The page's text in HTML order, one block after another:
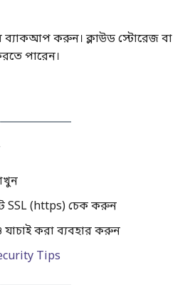
ব্যাকআপ করুন। ক্লাউড স্টোরেজ বা
পারেন।
SSL (https) চেক করুন
করা ব্যবহার করুন
Tips